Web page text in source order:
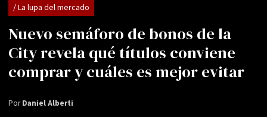
Nuevo semáforo de bonos de la
City revela qué títulos conviene
comprar y cuáles es mejor evitar
/ La lupa del mercado
PorDaniel Alberti